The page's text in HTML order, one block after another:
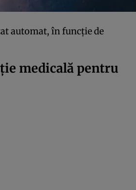
automat, în funcție de
medicală pentru